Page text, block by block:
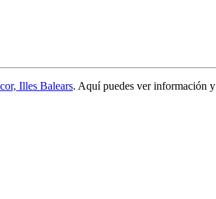
Illes Balears. Aquí puedes ver información y